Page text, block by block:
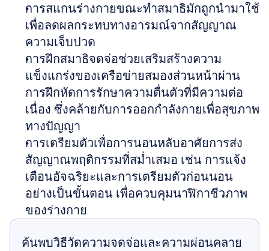
การสแกนร่างกายขณะทำสมาธิมักถูกนำมาใช้
เพื่อลดผลกระทบทางอารมณ์จากสัญญาณ
ความเจ็บปวด
การฝึกสมาธิจดจ่อช่วยเสริมสร้างความ
แข็งแกร่งของเครือข่ายสมองส่วนหน้าผ่าน
การฝึกหัดการรักษาความตื่นตัวที่มีความต่อ
เนื่อง ซึ่งคล้ายกับการออกกำลังกายเพื่อสุขภาพ
ทางปัญญา
การเตรียมตัวเพื่อการนอนหลับอาศัยการส่ง
สัญญาณพฤติกรรมที่สม่ำเสมอ เช่น การแจ้ง
เตือนอัจฉริยะและการเตรียมตัวก่อนนอน
อย่างเป็นขั้นตอน เพื่อควบคุมนาฬิกาชีวภาพ
ของร่างกาย
ค้นพบวิธีวัดความจดจ่อและความผ่อนคลาย